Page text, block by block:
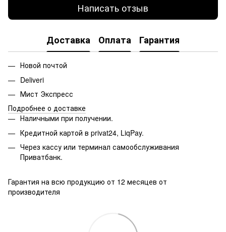
Написать отзыв
Доставка Оплата Гарантия
Новой почтой
Deliveri
Мист Экспресс
Подробнее о доставке
Наличными при получении.
Кредитной картой в privat24, LiqPay.
Через кассу или терминал самообслуживания
Приватбанк.
Гарантия на всю продукцию от 12 месяцев от
производителя